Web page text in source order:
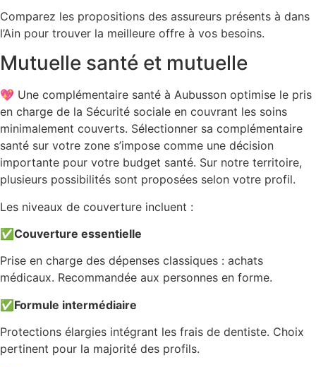
Comparez les propositions des assureurs présents à dans
l’Ain pour trouver la meilleure offre à vos besoins.
Mutuelle santé et mutuelle
💖 Une complémentaire santé à Aubusson optimise le pris
en charge de la Sécurité sociale en couvrant les soins
minimalement couverts. Sélectionner sa complémentaire
santé sur votre zone s’impose comme une décision
importante pour votre budget santé. Sur notre territoire,
plusieurs possibilités sont proposées selon votre profil.
Les niveaux de couverture incluent :
✅Couverture essentielle
Prise en charge des dépenses classiques : achats
médicaux. Recommandée aux personnes en forme.
✅Formule intermédiaire
Protections élargies intégrant les frais de dentiste. Choix
pertinent pour la majorité des profils.